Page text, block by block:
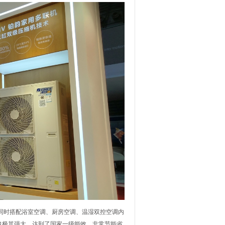
搭配浴室空调、厨房空调、温湿双控空调内